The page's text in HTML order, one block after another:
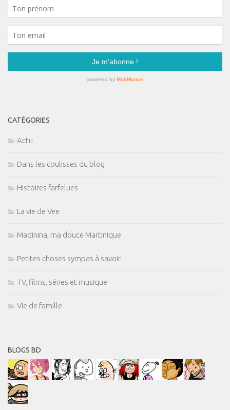
CATÉGORIES
Actu
Dans les coulisses du blog
Histoires farfelues
La vie de Vee
Madinina, ma douce Martinique
Petites choses sympas à savoir
TV, films, séries et musique
Vie de famille
BLOGS BD